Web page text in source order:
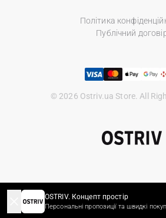
Політика
Публічний
© 2026 Ostriv.ua Store. All
OSTRIV. Концепт простір
Персональні пропозиції та швидкі